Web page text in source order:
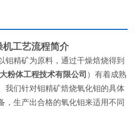
工艺流程简介
钼精矿为原料，通过干燥焙烧得到
粉体工程技术有限公司 ）有着成熟
我们针对钼精矿焙烧氧化钼的具体
，生产出合格的氧化钼来适用不同